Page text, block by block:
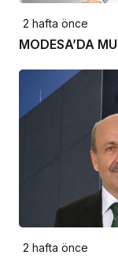
2 hafta önce
MODESA’DA
2 hafta önce